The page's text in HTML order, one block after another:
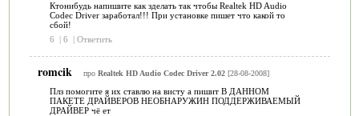
Ктонибудь напишите как зделать так чтобы Realtek HD Audio
Codec Driver заработал!!! При установке пишет что какой то
сбой!
6
| 6 | Ответить
romcik про Realtek HD Audio Codec Driver 2.02[28-08-2008]
Плз помогите я их ставлю на висту а пишит В ДАННОМ
ПАКЕТЕ ДРАЙВЕРОВ НЕОБНАРУЖИН ПОДДЕРЖИВАЕМЫЙ
ДРАЙВЕР чё ет